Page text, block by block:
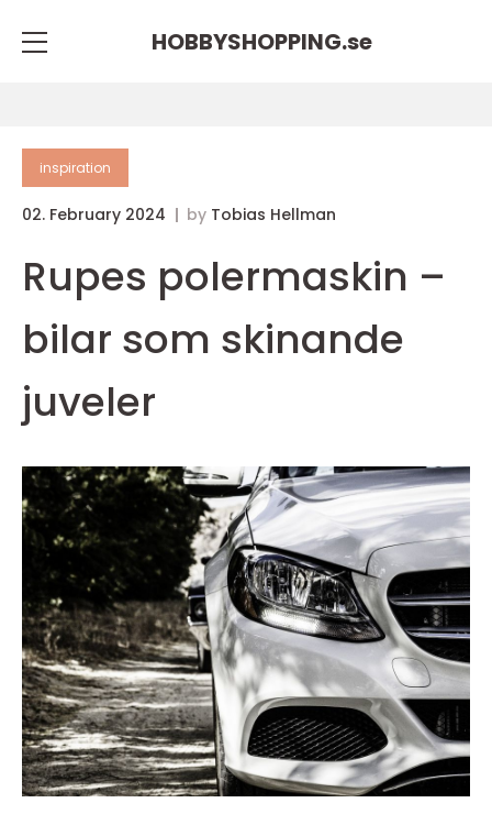
HOBBYSHOPPING.se
inspiration
02. February 2024 by Tobias Hellman
Rupes polermaskin –
bilar som skinande
juveler